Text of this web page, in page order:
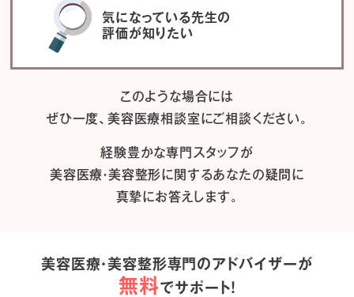
気になっている先生の
評価が知りたい
このような場合には
ぜひ一度、美容医療相談室にご相談ください。
経験豊かな専門スタッフが
美容医療・美容整形に関するあなたの疑問に
真摯にお答えします。
美容医療・美容整形専門のアドバイザーが
無料でサポート！